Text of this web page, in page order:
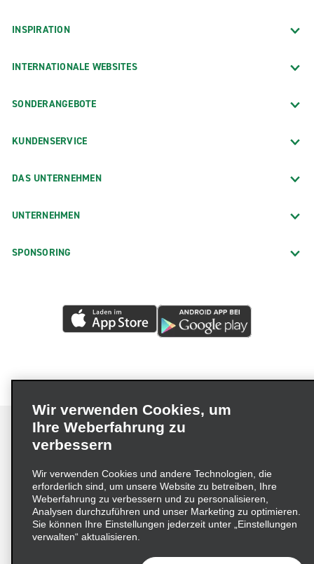
INSPIRATION
INTERNATIONALE WEBSITES
SONDERANGEBOTE
KUNDENSERVICE
DAS UNTERNEHMEN
UNTERNEHMEN
SPONSORING
Impressum Nutzungsbedingungen
Datenschutzrichtlinie
Cookie-Richtlinie
Datenschutzoptionen
Lieferkettensorgfaltspflichtengesetz (LkSG) Grundsatzerklärung
Beschwerdeverfahren nach dem
Wir verwenden Cookies, um
Ihre Weberfahrung zu
verbessern
Wir verwenden Cookies und andere Technologien, die
erforderlich sind, um unsere Website zu betreiben, Ihre
Weberfahrung zu verbessern und zu personalisieren,
Analysen durchzuführen und unser Marketing zu optimieren.
Sie können Ihre Einstellungen jederzeit unter „Einstellungen
verwalten“ aktualisieren.